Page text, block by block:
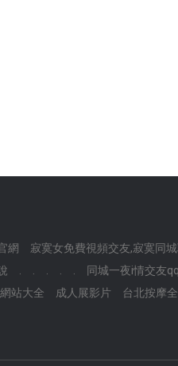
網 寂寞女免費視頻交友,寂寞同
同城一夜i情交友qq
站大全 成人展影片 台北按摩